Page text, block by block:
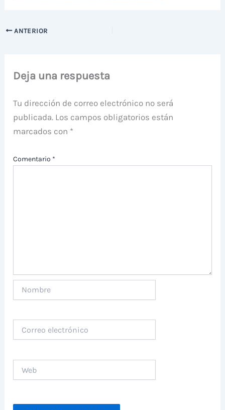
ANTERIOR
Deja una respuesta
Tu dirección de correo electrónico no será
publicada. Los campos obligatorios están
marcados con *
Comentario *
electrónico